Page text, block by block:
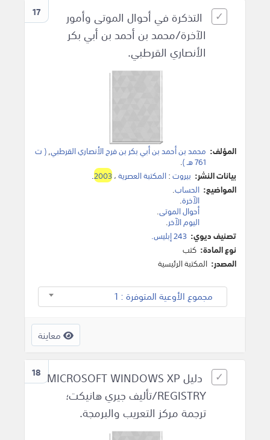
17
التذكرة في أحوال الموتى وأمور
الآخرة/محمد بن أحمد بن أبي بكر
الأنصاري القرطبي.
المؤلف: محمد بن أحمد بن أبي بكر بن فرح الأنصاري القرطبي,( ت
761 هـ )
.
بيانات النشر: بيروت:المكتبة العصرية،2003
.
المواضيع: الحساب.
الآخرة.
أحوال الموتى.
اليوم الآخر.
تصنيف ديوي: 243 إبليس.
نوع المادة: كتب
المصدر: المكتبة الرئيسية
مجموع الأوعية المتوفرة : 1
معاينة
18 دليل MICROSOFT WINDOWS XP
REGISTRY/تأليف جيري هانيكت؛
ترجمة مركز التعريب والبرمجة.